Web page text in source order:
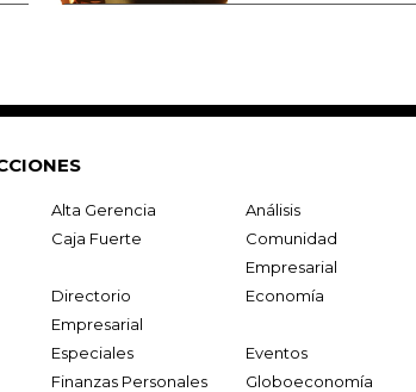
Alta Gerencia
Análisis
Caja Fuerte
Comunidad
Empresarial
Directorio
Empresarial
Economía
Especiales
Eventos
Finanzas Personales
Globoeconomía